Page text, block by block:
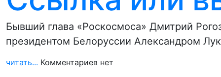
Бывший глава «Роскосмоса» Дмитрий
президентом Белоруссии Александром
читать... Комментариев нет